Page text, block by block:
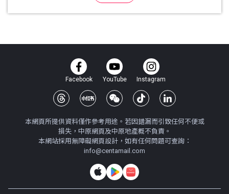
Facebook YouTube Instagram
本網頁所提供資料僅作參考用途。若因錯漏而引致任何不便或
損失，中原網頁及中原地產概不負責。
本網站採用無障礙網頁設計，如有任何問題可查詢：
info@centamail.com